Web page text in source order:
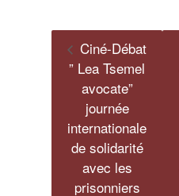
Ciné-Débat
” Lea Tsemel
avocate”
journée
internationale
de solidarité
avec les
prisonniers